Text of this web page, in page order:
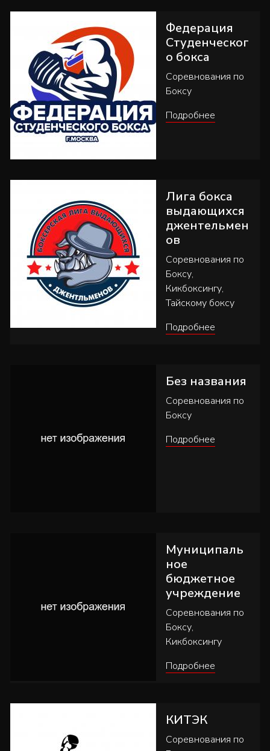
Федерация
Студенческог
о бокса
Соревнования по
Боксу
Подробнее
Лига бокса
выдающихся
джентельмен
ов
Соревнования по
Боксу,
Кикбоксингу,
Тайскому боксу
Подробнее
Без названия
Соревнования по
Боксу
Подробнее
Муниципаль
ное
бюджетное
учреждение
Соревнования по
Боксу,
Кикбоксингу
Подробнее
КИТЭК
Соревнования по